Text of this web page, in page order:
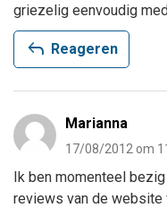
griezelig eenvoudig
reply Reageren
Marianna
17/08/2012 om
Ik ben momenteel
reviews van de website